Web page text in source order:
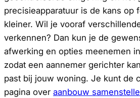
precisieapparatuur is de kans op
kleiner. Wil je vooraf
verkennen? Dan kun je de
afwerking en opties meenemen
zodat een aannemer gerichter
past bij jouw woning. Je kunt de
pagina over aanbouw